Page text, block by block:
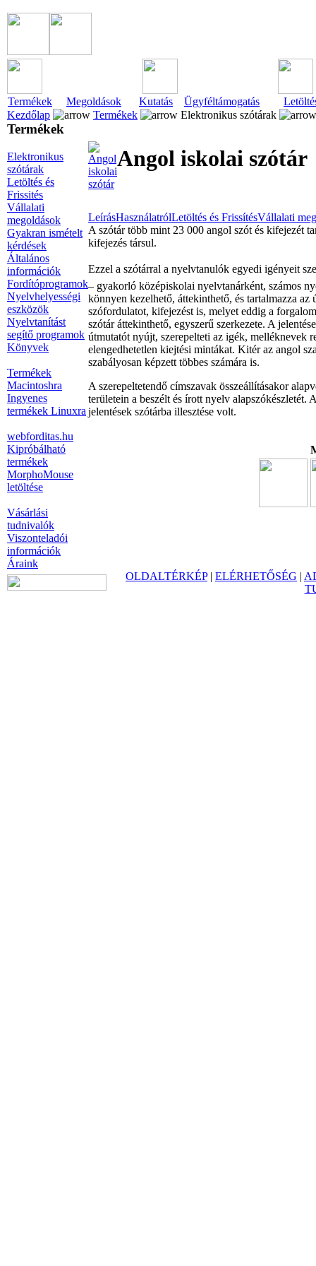
Termékek Megoldások Kutatás Ügyféltámogatás
Kezdőlap
Termékek Elektronikus szótárak
Termékek
Elektronikus
szótárak
Letöltés és
Frissités
Vállalati
megoldások
Gyakran ismételt
kérdések
Általános
információk
Fordítóprogramok
Nyelvhelyességi
eszközök
Nyelvtanítást
segítő programok
Könyvek
Termékek
Macintoshra
Ingyenes
termékek Linuxra
webforditas.hu
Kipróbálható
termékek
MorphoMouse
letöltése
Vásárlási
tudnivalók
Viszonteladói
információk
Áraink
Angol iskolai szótár
LeírásHasználatrólLetöltés és FrissítésVállalati
A szótár több mint 23 000 angol szót és kifejezét
kifejezés társul.
Ezzel a szótárral a nyelvtanulók egyedi igényeit
– gyakorló középiskolai nyelvtanárként, számos
könnyen kezelhető, áttekinthető, és tartalmazza
szófordulatot, kifejezést is, melyet eddig a
szótár áttekinthető, egyszerű szerkezete. A
útmutatót nyújt, szerepelteti az igék, melléknevek
elengedhetetlen kiejtési mintákat. Kitér az angol
szabályosan képzett többes számára is.
A szerepeltetendő címszavak összeállításakor
területein a beszélt és írott nyelv alapszókészletét.
jelentések szótárba illesztése volt.
OLDALTÉRKÉP| ELÉRHETŐSÉG |